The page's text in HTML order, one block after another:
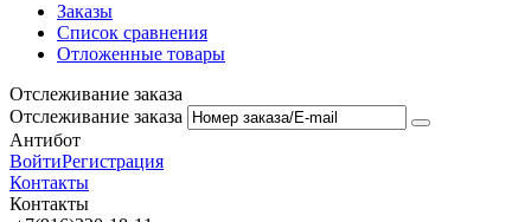
Заказы
Список сравнения
Отложенные товары
Отслеживание заказа
Отслеживание заказа
Антибот
ВойтиРегистрация
Контакты
Контакты